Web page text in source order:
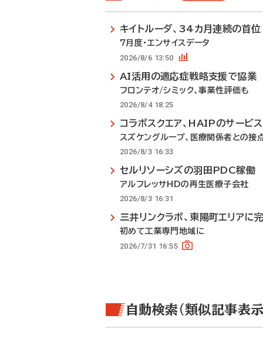
キイトルーダ、34カ月連続の首位
7月度・エンサイスデータ
2026/8/6 13:50
AI活用の適応症戦略支援で協業
フロンテオ/シミック、事業性評価も
2026/8/4 18:25
コラボスクエア、HAIPのサービ
スズケングループ、医療関係者との接
2026/8/3 16:33
セルリソーシズの羽田PDC稼働
アルフレッサHDの再生医療子会社
2026/8/3 16:31
三井リンクラボ、東陽町エリアに
初めて工業専門地域に
2026/7/31 16:55
自動検索（類似記事表示